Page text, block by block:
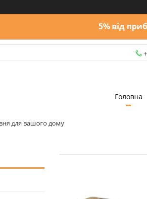
5% від
для вашого дому
Головна